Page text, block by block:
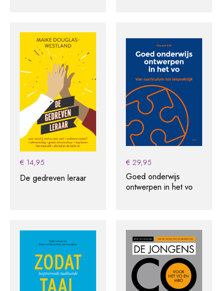
€ 14,95
De gedreven leraar
€ 29,95
Goed onderwijs
ontwerpen in het vo